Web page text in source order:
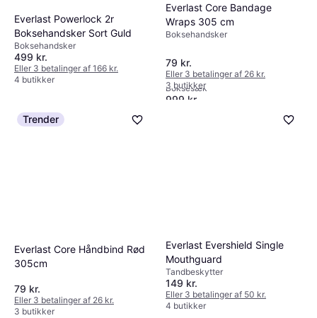
Stanlord Punching Bag with
Gloves 10kg
Everlast Nevatear Boxing
Bag EV3430 Black
Boksesæk
999 kr.
Everlast Powerlock 2r
Boksehandsker Sort Guld
Boksehandsker
499 kr.
Eller 3 betalinger af 166 kr.
4 butikker
Everlast Core Bandage
Wraps 305 cm
Boksehandsker
79 kr.
Eller 3 betalinger af 26 kr.
3 butikker
Trender
Everlast Core Håndbind Rød
305cm
79 kr.
Eller 3 betalinger af 26 kr.
3 butikker
Everlast Evershield Single
Mouthguard
Tandbeskytter
149 kr.
Eller 3 betalinger af 50 kr.
4 butikker